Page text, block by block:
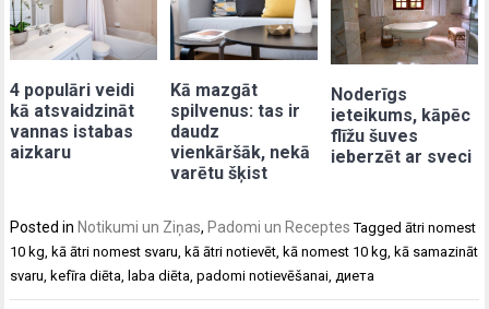
4 populāri veidi
kā atsvaidzināt
vannas istabas
aizkaru
Kā mazgāt
spilvenus: tas ir
daudz
vienkāršāk, nekā
varētu šķist
Noderīgs
ieteikums, kāpēc
flīžu šuves
ieberzēt ar sveci
Posted in Notikumi un Ziņas, Padomi un Receptes Taggedātri nomest
10 kg kā ātri nomest svaru kā ātri notievēt kā nomest 10 kg kā samazināt
svaru kefīra diēta laba diēta ,padomi notievēšanai диета